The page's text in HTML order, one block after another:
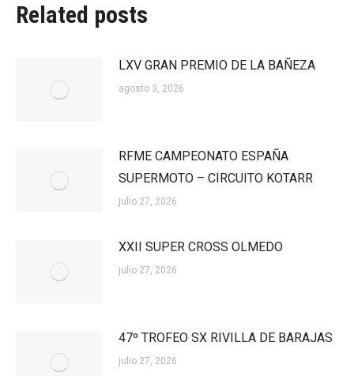
Related posts
LXV GRAN PREMIO DE LA BAÑEZA
agosto 3, 2026
RFME CAMPEONATO ESPAÑA
SUPERMOTO – CIRCUITO KOTARR
julio 27, 2026
XXII SUPER CROSS OLMEDO
julio 27, 2026
47º TROFEO SX RIVILLA DE BARAJAS
julio 27, 2026